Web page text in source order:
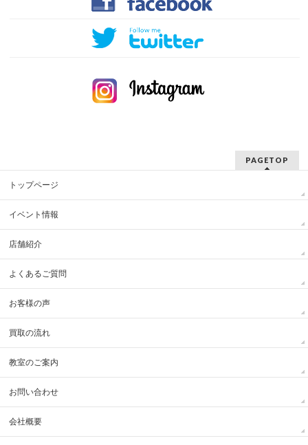
PAGETOP
トップページ
イベント情報
店舗紹介
よくあるご質問
お客様の声
買取の流れ
教室のご案内
お問い合わせ
会社概要